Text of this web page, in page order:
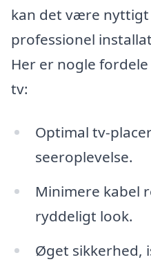
kan det være nyttigt
professionel
Her er nogle
tv:
Optimal tv-
seeroplevelse.
Minimere kabel
ryddeligt look.
Øget sikkerhed,